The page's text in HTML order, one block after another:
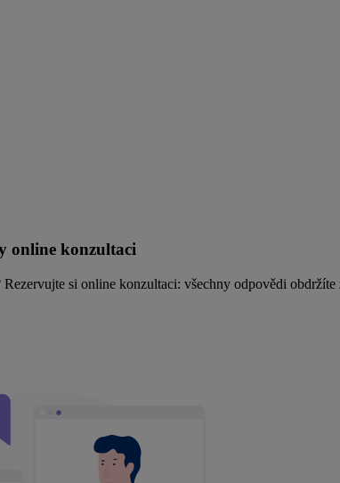
online konzultaci
Rezervujte si online konzultaci: všechny odpovědi